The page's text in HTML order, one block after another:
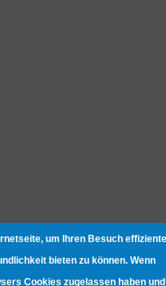
um Ihren Besuch
bieten zu können. Wenn
Cookies zugelassen haben und